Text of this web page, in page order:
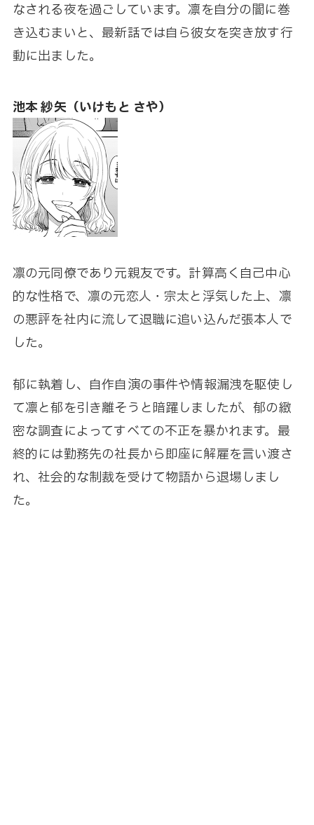
なされる夜を過ごしています。凛を自分の闇に巻
き込むまいと、最新話では自ら彼女を突き放す行
動に出ました。
池本 紗矢（いけもと さや）
凛の元同僚であり元親友です。計算高く自己中心
的な性格で、凛の元恋人・宗太と浮気した上、凛
の悪評を社内に流して退職に追い込んだ張本人で
した。
郁に執着し、自作自演の事件や情報漏洩を駆使し
て凛と郁を引き離そうと暗躍しましたが、郁の緻
密な調査によってすべての不正を暴かれます。最
終的には勤務先の社長から即座に解雇を言い渡さ
れ、社会的な制裁を受けて物語から退場しまし
た。